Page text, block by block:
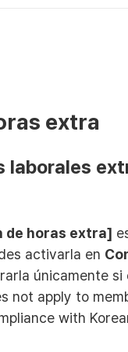
extra
laborales
de horas extra]
activarla en
únicamente
not apply to
with